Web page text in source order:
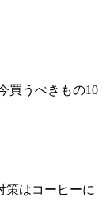
買うべきもの10
策はコーヒーに